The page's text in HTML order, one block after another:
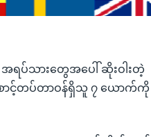
ရပ်သားတွေအပေါ် ဆိုးဝါးတဲ့
ာင့်တပ်တာဝန်ရှိသူ ၇ ယောက်ကို